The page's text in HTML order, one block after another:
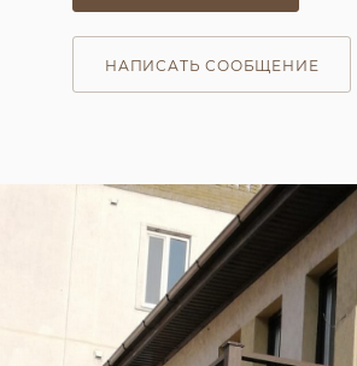
НАПИСАТЬ СООБЩЕНИЕ